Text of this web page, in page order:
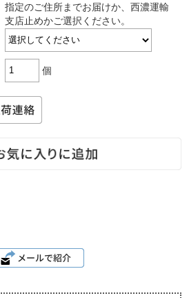
指定のご住所までお届けか、西濃運輸
支店止めかご選択ください。
個